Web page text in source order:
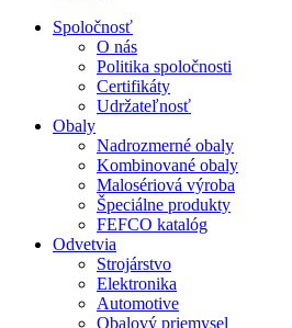
Spoločnosť
O nás
Politika spoločnosti
Certifikáty
Udržateľnosť
Obaly
Nadrozmerné obaly
Kombinované obaly
Malosériová výroba
Špeciálne produkty
FEFCO katalóg
Odvetvia
Strojárstvo
Elektronika
Automotive
Obalový priemysel